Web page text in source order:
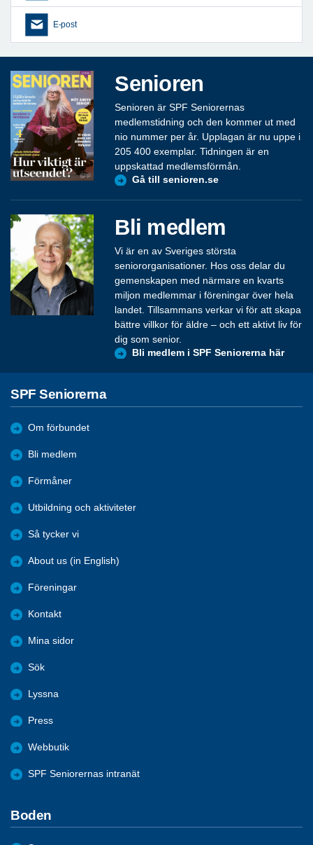
E-post
Senioren
Senioren är SPF Seniorernas
medlemstidning och den kommer ut med
nio nummer per år. Upplagan är nu uppe i
205 400 exemplar. Tidningen är en
uppskattad medlemsförmån.
Gå till senioren.se
Bli medlem
Vi är en av Sveriges största
seniororganisationer. Hos oss delar du
gemenskapen med närmare en kvarts
miljon medlemmar i föreningar över hela
landet. Tillsammans verkar vi för att skapa
bättre villkor för äldre – och ett aktivt liv för
dig som senior.
Bli medlem i SPF Seniorerna här
SPF Seniorerna
Om förbundet
Bli medlem
Förmåner
Utbildning och aktiviteter
Så tycker vi
About us (in English)
Föreningar
Kontakt
Mina sidor
Sök
Lyssna
Press
Webbutik
SPF Seniorernas intranät
Boden